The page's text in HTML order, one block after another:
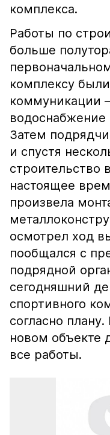
комплекса.
Работы по
больше
комплексу
коммуникации
водоснабжение
Затем
и спустя
строительство
настоящее
произвела
осмотрел ход
пообщался с
подрядной
сегодняшний
спортивного
согласно
новом объекте
все работы.